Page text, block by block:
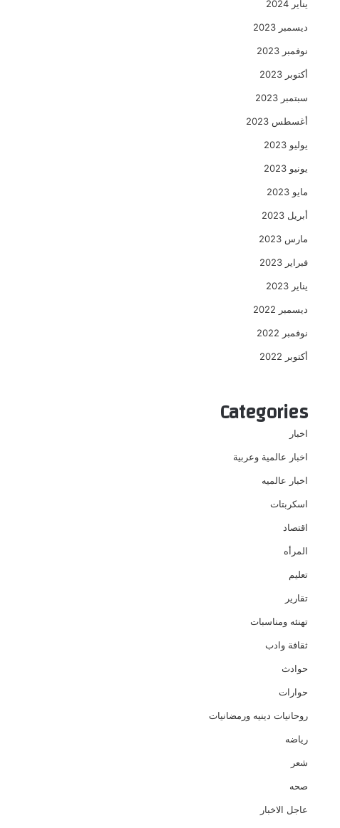
يناير 2024
ديسمبر 2023
نوفمبر 2023
أكتوبر 2023
سبتمبر 2023
أغسطس 2023
يوليو 2023
يونيو 2023
مايو 2023
أبريل 2023
مارس 2023
فبراير 2023
يناير 2023
ديسمبر 2022
نوفمبر 2022
أكتوبر 2022
Categories
اخبار
اخبار عالمية وعربية
اخبار عالميه
اسكربتات
اقتصاد
المرأه
تعليم
تقارير
تهنئه ومناسبات
ثقافة وادب
حوادث
حوارات
روحانيات دينيه ورمضانيات
رياضه
شعر
صحه
عاجل الاخبار